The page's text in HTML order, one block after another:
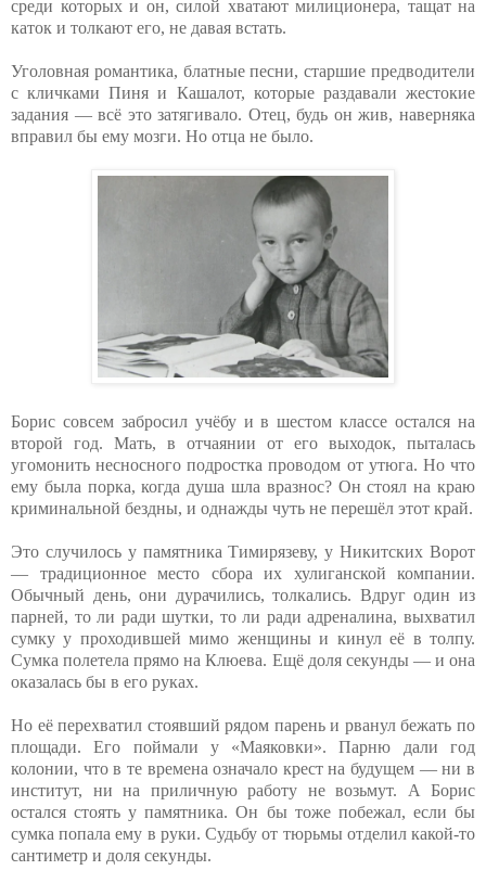
среди которых и он, силой хватают милиционера, тащат на
каток и толкают его, не давая встать.
Уголовная романтика, блатные песни, старшие предводители
с кличками Пиня и Кашалот, которые раздавали жестокие
задания — всё это затягивало. Отец, будь он жив, наверняка
вправил бы ему мозги. Но отца не было.
Борис совсем забросил учёбу и в шестом классе остался на
второй год. Мать, в отчаянии от его выходок, пыталась
угомонить несносного подростка проводом от утюга. Но что
ему была порка, когда душа шла вразнос? Он стоял на краю
криминальной бездны, и однажды чуть не перешёл этот край.
Это случилось у памятника Тимирязеву, у Никитских Ворот
— традиционное место сбора их хулиганской компании.
Обычный день, они дурачились, толкались. Вдруг один из
парней, то ли ради шутки, то ли ради адреналина, выхватил
сумку у проходившей мимо женщины и кинул её в толпу.
Сумка полетела прямо на Клюева. Ещё доля секунды — и она
оказалась бы в его руках.
Но её перехватил стоявший рядом парень и рванул бежать по
площади. Его поймали у «Маяковки». Парню дали год
колонии, что в те времена означало крест на будущем — ни в
институт, ни на приличную работу не возьмут. А Борис
остался стоять у памятника. Он бы тоже побежал, если бы
сумка попала ему в руки. Судьбу от тюрьмы отделил какой-то
сантиметр и доля секунды.